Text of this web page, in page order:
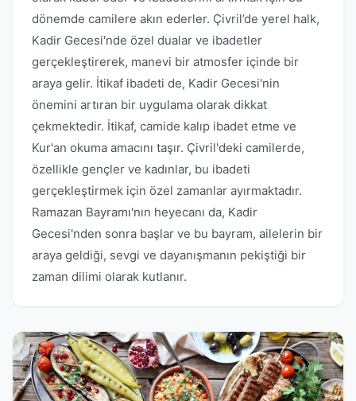
dönemde camilere akın ederler. Çivril’de yerel halk,
Kadir Gecesi'nde özel dualar ve ibadetler
gerçekleştirerek, manevi bir atmosfer içinde bir
araya gelir. İtikaf ibadeti de, Kadir Gecesi'nin
önemini artıran bir uygulama olarak dikkat
çekmektedir. İtikaf, camide kalıp ibadet etme ve
Kur'an okuma amacını taşır. Çivril'deki camilerde,
özellikle gençler ve kadınlar, bu ibadeti
gerçekleştirmek için özel zamanlar ayırmaktadır.
Ramazan Bayramı'nın heyecanı da, Kadir
Gecesi'nden sonra başlar ve bu bayram, ailelerin bir
araya geldiği, sevgi ve dayanışmanın pekiştiği bir
zaman dilimi olarak kutlanır.